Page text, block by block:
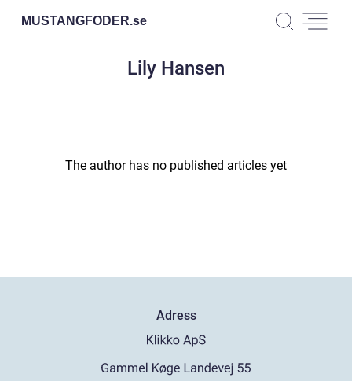
MUSTANGFODER.se
Lily Hansen
The author has no published articles yet
Adress